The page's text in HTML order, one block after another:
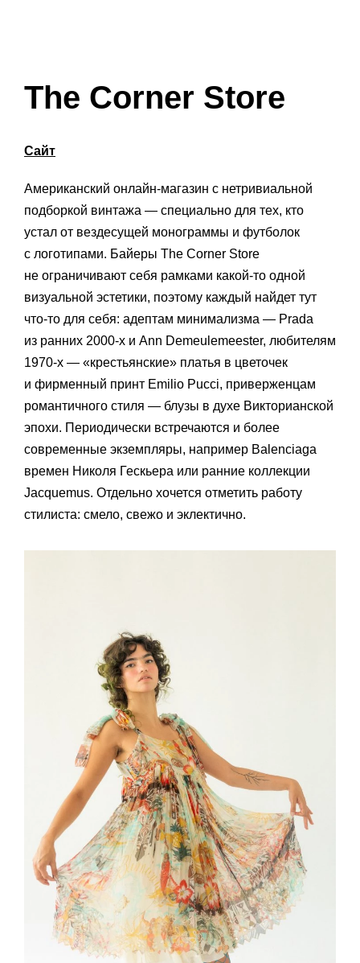
The Corner Store
Сайт
Американский онлайн-магазин с нетривиальной
подборкой винтажа — специально для тех, кто
устал от вездесущей монограммы и футболок
с логотипами. Байеры The Corner Store
не ограничивают себя рамками какой-то одной
визуальной эстетики, поэтому каждый найдет тут
что-то для себя: адептам минимализма — Prada
из ранних 2000-х и Ann Demeulemeester, любителям
1970-х — «крестьянские» платья в цветочек
и фирменный принт Emilio Pucci, приверженцам
романтичного стиля — блузы в духе Викторианской
эпохи. Периодически встречаются и более
современные экземпляры, например Balenciaga
времен Николя Гескьера или ранние коллекции
Jacquemus. Отдельно хочется отметить работу
стилиста: смело, свежо и эклектично.